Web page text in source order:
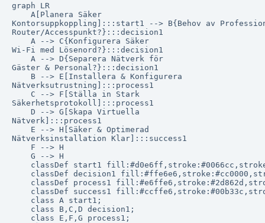
graph LR
    A[Planera Säker
Kontorsuppkoppling]:::start1 --> B{Behov av
Router/Accesspunkt?}:::decision1
    A --> C{Konfigurera Säker
Wi-Fi med Lösenord?}:::decision1
    A --> D{Separera Nätverk för
Gäster & Personal?}:::decision1
    B --> E[Installera & Konfigurera
Nätverksutrustning]:::process1
    C --> F[Ställa in Stark
Säkerhetsprotokoll]:::process1
    D --> G[Skapa Virtuella
Nätverk]:::process1
    E --> H[Säker & Optimerad
Nätverksinstallation Klar]:::success1
    F --> H
    G --> H
classDef start1
classDef decision1
classDef process1
classDef success1
    class A start1;
    class B,C,D decision1;
    class E,F,G process1;